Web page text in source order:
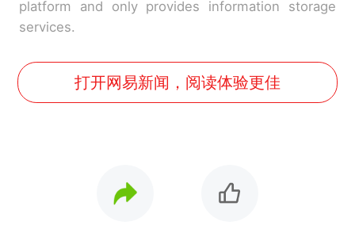
platform and only provides information storage
services.
打开网易新闻，阅读体验更佳